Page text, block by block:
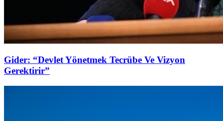
Gider: “Devlet Yönetmek Tecrübe Ve Vizyon
Gerektirir”